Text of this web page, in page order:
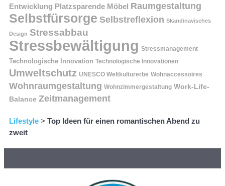
Entwicklung Platzsparende Möbel Raumgestaltung
Selbstfürsorge Selbstreflexion Skandinavisches
Design Stressabbau
Stressbewältigung Stressmanagement
Technologische Innovation Technologische Innovationen
Umweltschutz UNESCO Weltkulturerbe Wohnaccessoires
Wohnraumgestaltung Wohnzimmergestaltung Work-Life-
Balance Zeitmanagement
Lifestyle > Top Ideen für einen romantischen Abend zu
zweit